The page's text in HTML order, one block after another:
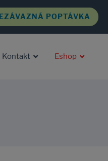
POPTÁVKA
Kontakt Eshop